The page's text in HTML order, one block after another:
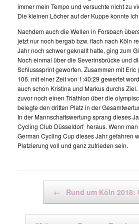
immer mein Tempo und versuchte nicht zu
Die kleinen Löcher auf der Kuppe konnte
Nachdem auch die Wellen in Forsbach
jetzt nur noch bergab bzw. flach nach Köln
Jahr noch schwer geknallt hatte, ging zum
Noch einmal über die Severinsbrücke und
Schlusssprint geworfen. Zusammen mit Eric
106. mit einer Zeit von 1:40:29 gewertet
auch schon Kristina und Markus durchs
zuvor noch einen Triathlon über die
belegte den dritten Platz in der
In der Mannschaftswertung sprang dieses
Cycling Club Düsseldorf heraus. Wenn
German Cycling Cup dieses Jahr gefahren
Platzierung voll und ganz zufrieden sein.
← Rund um Köln